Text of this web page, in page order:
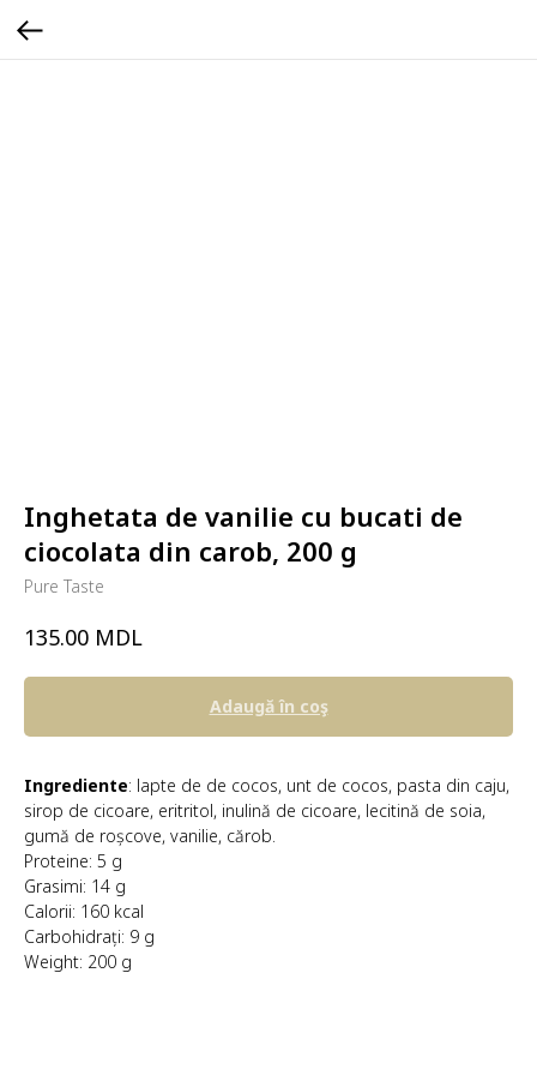
Inghetata de vanilie cu bucati de
ciocolata din carob, 200 g
Pure Taste
135.00 MDL
Adaugă în coş
Ingrediente: lapte de de cocos, unt de cocos, pasta din caju,
sirop de cicoare, eritritol, inulină de cicoare, lecitină de soia,
gumă de roșcove, vanilie, cărob.
Proteine: 5 g
Grasimi: 14 g
Calorii: 160 kcal
Carbohidrați: 9 g
Weight: 200 g